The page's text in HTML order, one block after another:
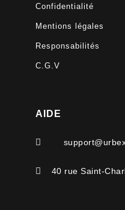
Confidentialité
Mentions légales
Responsabilités
C.G.V
AIDE

 40 rue Saint-